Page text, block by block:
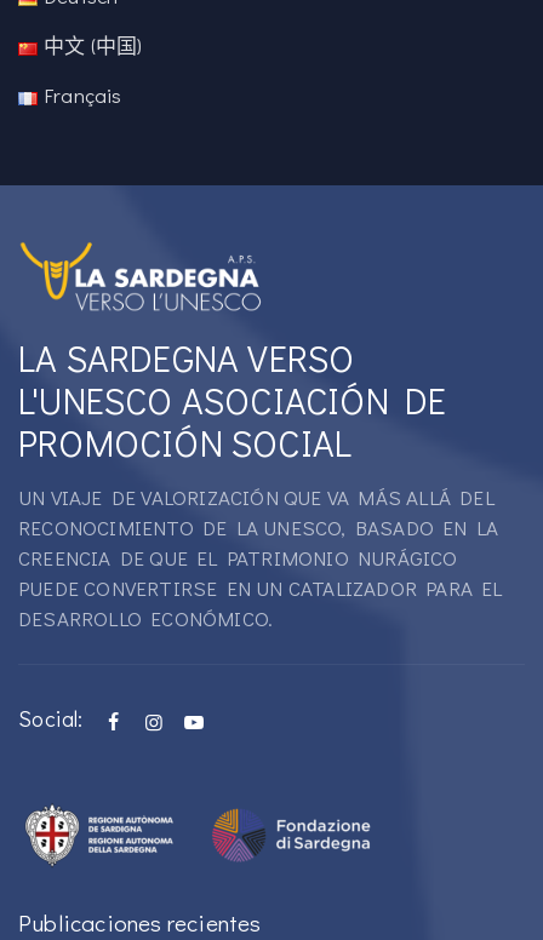
中文 (中国)
Français
LA SARDEGNA VERSO
L'UNESCO ASOCIACIÓN DE
PROMOCIÓN SOCIAL
UN VIAJE DE VALORIZACIÓN QUE VA MÁS ALLÁ DEL
RECONOCIMIENTO DE LA UNESCO, BASADO EN LA
CREENCIA DE QUE EL PATRIMONIO NURÁGICO
PUEDE CONVERTIRSE EN UN CATALIZADOR PARA EL
DESARROLLO ECONÓMICO.
Social:
Publicaciones recientes